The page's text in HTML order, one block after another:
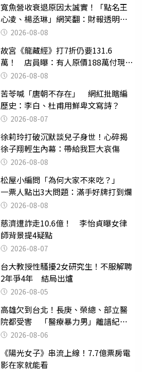
寬魚營收衰退原因太誠實！「點名王
心凌、楊丞琳」網笑翻：財報透明度
滿分2026-08-08
故宮《龍藏經》打7折仍要131.6
萬！ 店員曝：有人原價188萬付現購
買 2026-08-08
苦苓喊「唐朝不存在」 網紅批瞎編
歷史：李白、杜甫用鮮卑文寫詩？
2026-08-07
徐莉玲打破沉默談兒子身世！心碎揭
徐子翔輕生內幕：帶給我巨大哀傷
2026-08-08
松屋小編問「為何大家不來吃？」
一票人點出3大問題：滿手好牌打到爛
2026-08-08
慈濟遭詐走10.6億！ 李怡貞曝女律
師背景提4疑點
2026-08-07
台大教授性騷擾2女研究生！不服解聘
2年爭4年 結局出爐
2026-08-05
高雄欠到台北！長庚、榮總、部立醫
院都受害 「醫療暴力男」離譜紀錄
曝光2026-08-06
《陽光女子》串流上線！7.7億票房電
影在家就能看